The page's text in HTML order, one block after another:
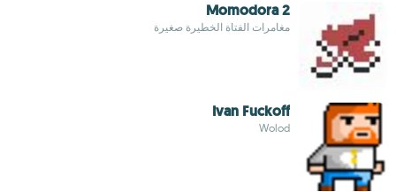
Momodora 2
مغامرات الفتاة الخطيرة صغيرة
Ivan Fuckoff
Wolod